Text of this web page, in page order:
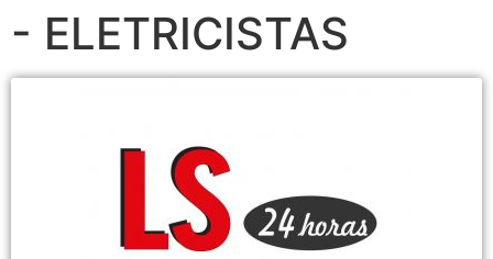
- ELETRICISTAS